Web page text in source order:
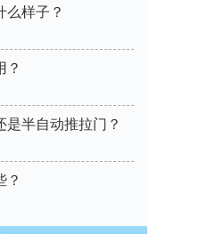
么样子？
？
半自动推拉门？
？